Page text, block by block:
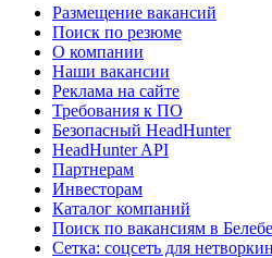
Размещение вакансий
Поиск по резюме
О компании
Наши вакансии
Реклама на сайте
Требования к ПО
Безопасный HeadHunter
HeadHunter API
Партнерам
Инвесторам
Каталог компаний
Поиск по вакансиям в
Сетка: соцсеть для